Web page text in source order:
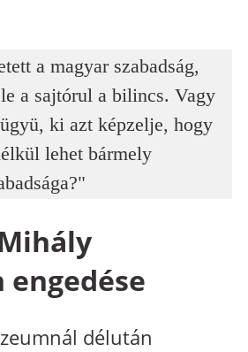
a magyar szabadság,
a sajtórul a bilincs. Vagy
ki azt képzelje, hogy
lehet bármely
engedése
délután